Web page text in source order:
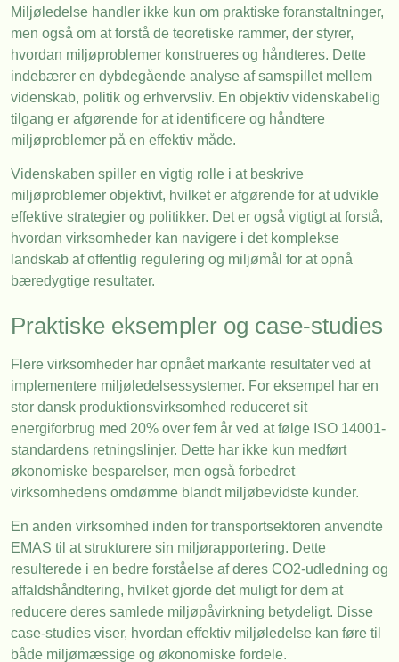
Miljøledelse handler ikke kun om praktiske foranstaltninger,
men også om at forstå de teoretiske rammer, der styrer,
hvordan miljøproblemer konstrueres og håndteres. Dette
indebærer en dybdegående analyse af samspillet mellem
videnskab, politik og erhvervsliv. En objektiv videnskabelig
tilgang er afgørende for at identificere og håndtere
miljøproblemer på en effektiv måde.
Videnskaben spiller en vigtig rolle i at beskrive
miljøproblemer objektivt, hvilket er afgørende for at udvikle
effektive strategier og politikker. Det er også vigtigt at forstå,
hvordan virksomheder kan navigere i det komplekse
landskab af offentlig regulering og miljømål for at opnå
bæredygtige resultater.
Praktiske eksempler og case-studies
Flere virksomheder har opnået markante resultater ved at
implementere miljøledelsessystemer. For eksempel har en
stor dansk produktionsvirksomhed reduceret sit
energiforbrug med 20% over fem år ved at følge ISO 14001-
standardens retningslinjer. Dette har ikke kun medført
økonomiske besparelser, men også forbedret
virksomhedens omdømme blandt miljøbevidste kunder.
En anden virksomhed inden for transportsektoren anvendte
EMAS til at strukturere sin miljørapportering. Dette
resulterede i en bedre forståelse af deres CO2-udledning og
affaldshåndtering, hvilket gjorde det muligt for dem at
reducere deres samlede miljøpåvirkning betydeligt. Disse
case-studies viser, hvordan effektiv miljøledelse kan føre til
både miljømæssige og økonomiske fordele.